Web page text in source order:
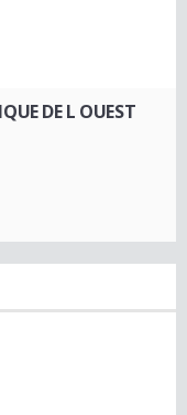
DE L OUEST